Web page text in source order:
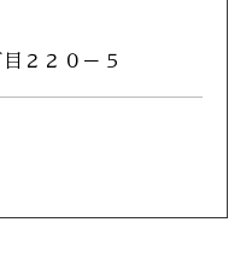
２２０－５